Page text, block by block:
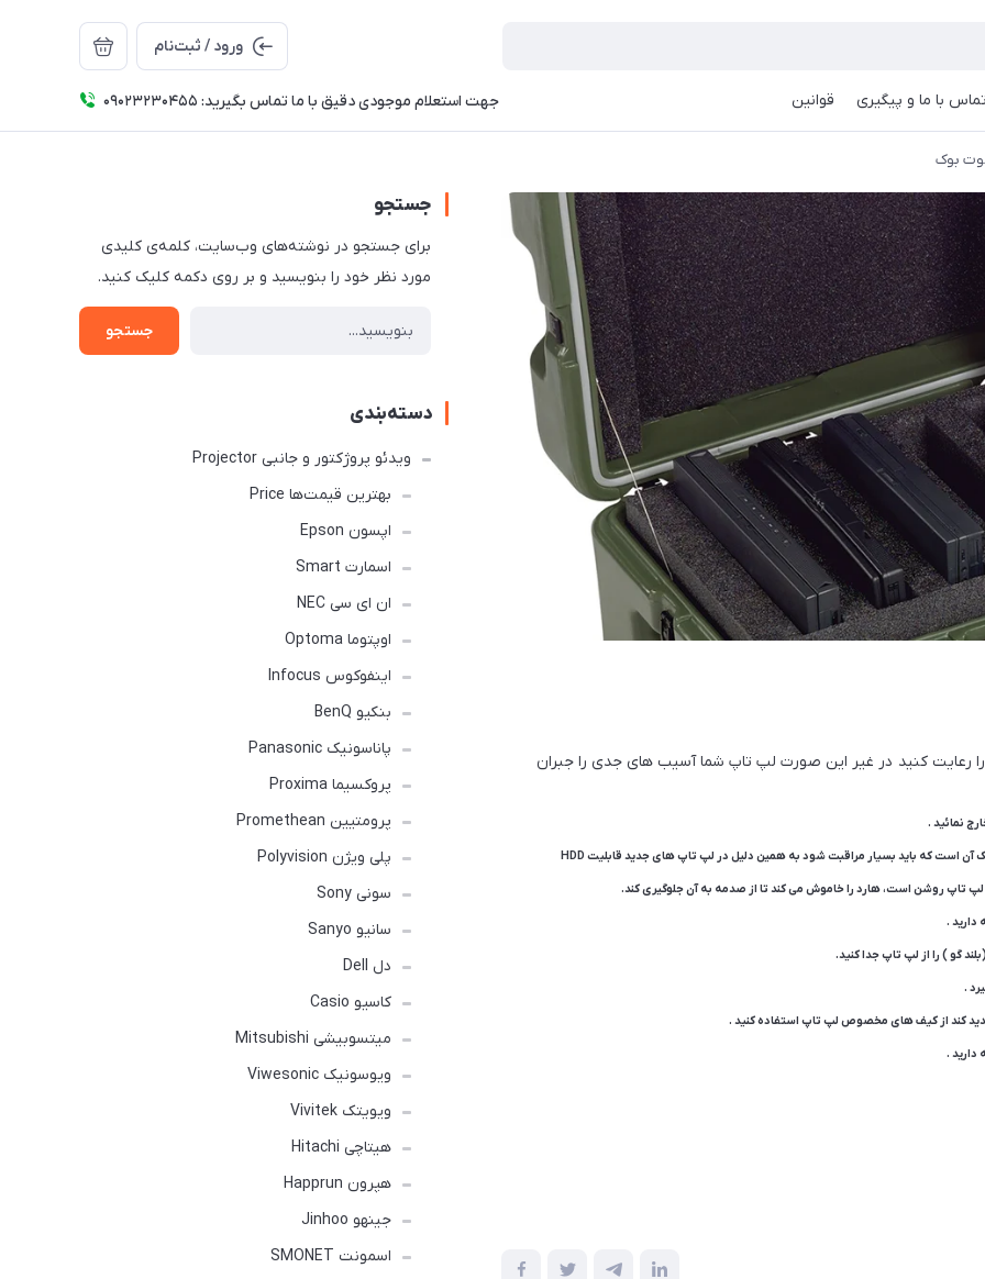
ورود / ثبت‌نام
تماس با ما و پیگیری قوانین جهت استعلام موجودی دقیق با ما تماس بگیرید: 09023230455
بوک
را رعایت کنید در غیر این صورت لپ تاپ شما آسیب های جدی را جبران
نمائید .
نوت بوک را خاموش کنید یکی از قسمت های مهم و آسیب پذیر لپ تاپ هارد دیسک آن است که باید بسیار مراقبت شود به همین دلیل در لپ تاپ های جدید قابلیت HDD
دارید .
گو ) را از لپ تاپ جدا کنید.
.
کند از کیف های مخصوص لپ تاپ استفاده کنید .
دارید .
جستجو
برای جستجو در نوشته‌های وب‌سایت، کلمه‌ی کلیدی
مورد نظر خود را بنویسید و بر روی دکمه کلیک کنید.
جستجو
دسته‌بندی
ویدئو پروژکتور و جانبی Projector
بهترین قیمت‌ها Price
اپسون Epson
اسمارت Smart
ان ای سی NEC
اوپتوما Optoma
اینفوکوس Infocus
بنکیو BenQ
پاناسونیک Panasonic
پروکسیما Proxima
پرومتیین Promethean
پلی ویژن Polyvision
سونی Sony
سانیو Sanyo
دل Dell
کاسیو Casio
میتسوبیشی Mitsubishi
ویوسونیک Viwesonic
ویویتک Vivitek
هیتاچی Hitachi
هپرون Happrun
جینهو Jinhoo
اسمونت SMONET